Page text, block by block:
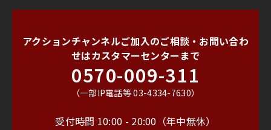
アクションチャンネルご加入のご相談・お問い合わ
せはカスタマーセンターまで
0570-009-311
（一部IP電話等 03-4334-7630）
受付時間 10:00 - 20:00（年中無休）